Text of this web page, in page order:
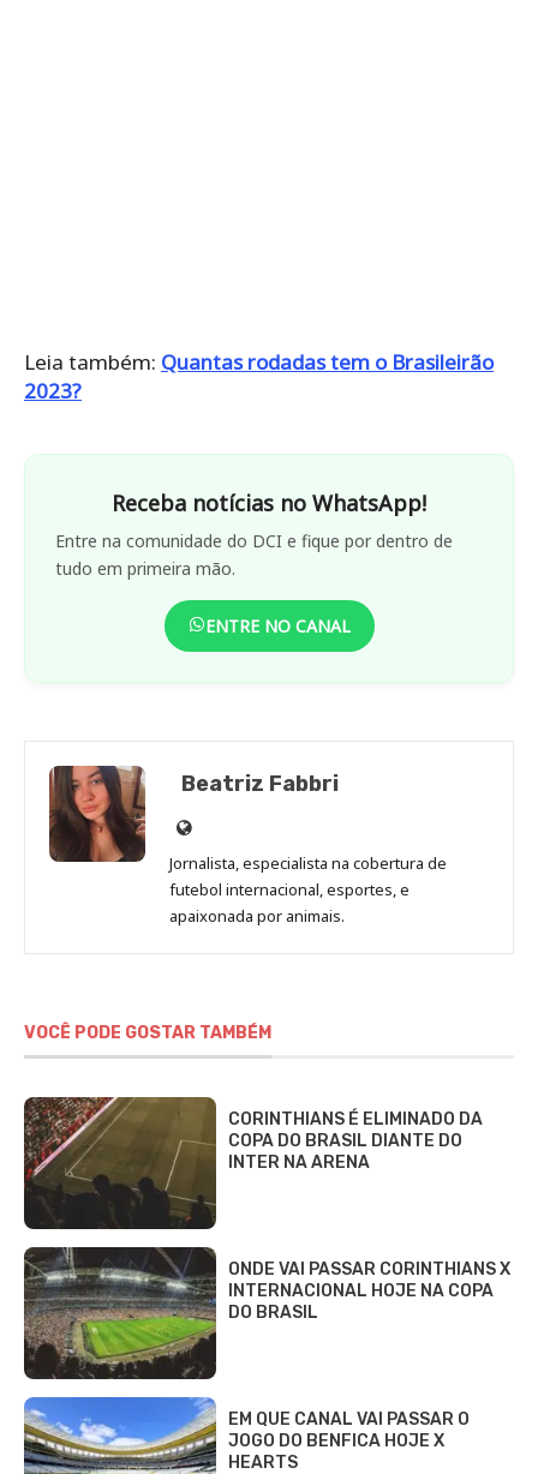
Leia também: Quantas rodadas tem o Brasileirão
2023?
Receba notícias no WhatsApp!
Entre na comunidade do DCI e fique por dentro de
tudo em primeira mão.
ENTRE NO CANAL
Beatriz Fabbri
Site
de
Beatriz
Fabbri
Jornalista, especialista na cobertura de
futebol internacional, esportes, e
apaixonada por animais.
VOCÊ PODE GOSTAR TAMBÉM
CORINTHIANS É ELIMINADO DA
COPA DO BRASIL DIANTE DO
INTER NA ARENA
ONDE VAI PASSAR CORINTHIANS X
INTERNACIONAL HOJE NA COPA
DO BRASIL
EM QUE CANAL VAI PASSAR O
JOGO DO BENFICA HOJE X
HEARTS